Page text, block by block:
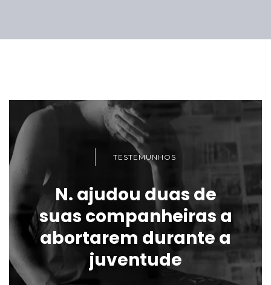
TESTEMUNHOS
N. ajudou duas de
suas companheiras a
abortarem durante a
juventude